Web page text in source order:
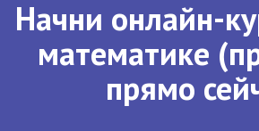
Начни онлайн-
математике
прямо